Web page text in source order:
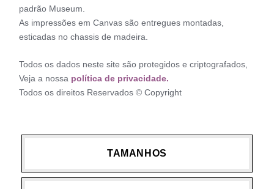
padrão Museum.
As impressões em Canvas são entregues montadas,
esticadas no chassis de madeira.
Todos os dados neste site são protegidos e criptografados,
Veja a nossa política de privacidade.
Todos os direitos Reservados © Copyright
TAMANHOS